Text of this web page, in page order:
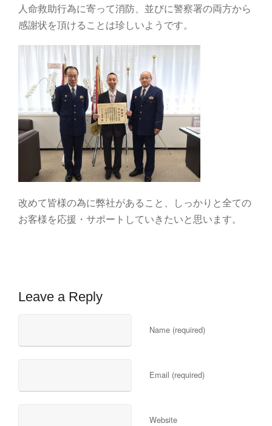
人命救助行為に寄って消防、並びに警察署の両方から
感謝状を頂けることは珍しいようです。
改めて皆様の為に弊社があること、しっかりと全ての
お客様を応援・サポートしていきたいと思います。
Leave a Reply
Name (required)
Email (required)
Website